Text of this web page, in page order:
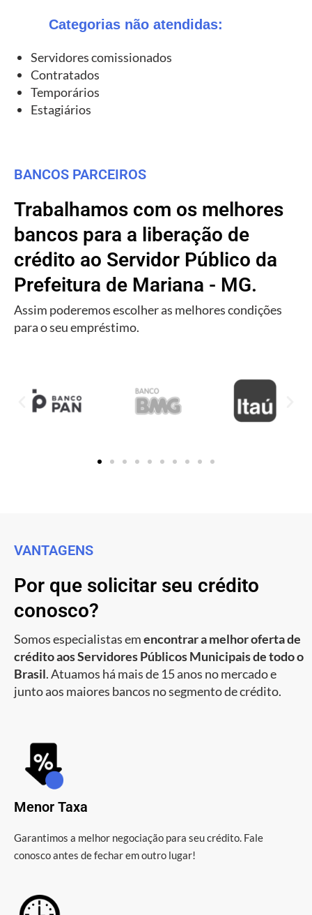
Categorias não atendidas:
Servidores comissionados
Contratados
Temporários
Estagiários
BANCOS PARCEIROS
Trabalhamos com os melhores
bancos para a liberação de
crédito ao Servidor Público da
Prefeitura de Mariana - MG.
Assim poderemos escolher as melhores condições
para o seu empréstimo.
VANTAGENS
Por que solicitar seu crédito
conosco?
Somos especialistas emencontrar a melhor oferta de
crédito aos Servidores Públicos Municipais de todo o
Brasil. Atuamos há mais de 15 anos no mercado e
junto aos maiores bancos no segmento de crédito.
Menor Taxa
Garantimos a melhor negociação para seu crédito. Fale
conosco antes de fechar em outro lugar!